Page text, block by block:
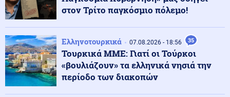
Κοινωνία
Τραγωδία στην Πάρο: 4χρονος βρέθηκε νεκρός σε
πισίνα
08.08.2026 - 19:30
Αυτός είναι ο λόγος που οι Τούρκοι τουρίστες
επιλέγουν ελληνικά νησιά αντί για την χώρα τους
στον Τρίτο παγκόσμιο πόλεμο!
Ελληνοτουρκικά 07.08.2026 - 18:56 35
Τουρκικά ΜΜΕ: Γιατί οι Τούρκοι
«βουλιάζουν» τα ελληνικά νησιά την
περίοδο των διακοπών